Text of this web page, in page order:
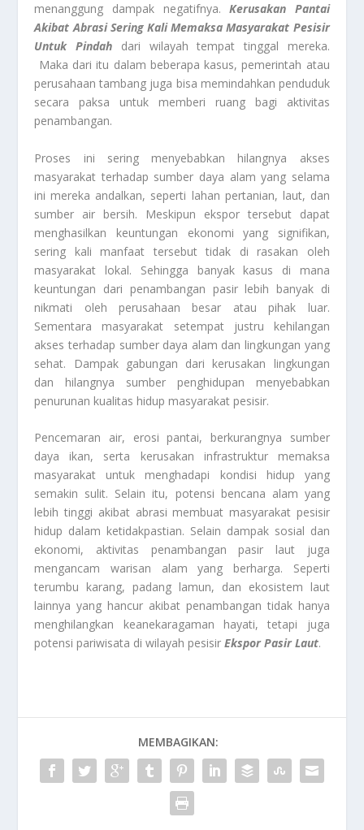
menanggung dampak negatifnya.Kerusakan Pantai
Akibat Abrasi Sering Kali Memaksa Masyarakat Pesisir
Untuk Pindah dari wilayah tempat tinggal mereka.
Maka dari itu dalam beberapa kasus, pemerintah atau
perusahaan tambang juga bisa memindahkan penduduk
secara paksa untuk memberi ruang bagi aktivitas
penambangan.
Proses ini sering menyebabkan hilangnya akses
masyarakat terhadap sumber daya alam yang selama
ini mereka andalkan, seperti lahan pertanian, laut, dan
sumber air bersih. Meskipun ekspor tersebut dapat
menghasilkan keuntungan ekonomi yang signifikan,
sering kali manfaat tersebut tidak di rasakan oleh
masyarakat lokal. Sehingga banyak kasus di mana
keuntungan dari penambangan pasir lebih banyak di
nikmati oleh perusahaan besar atau pihak luar.
Sementara masyarakat setempat justru kehilangan
akses terhadap sumber daya alam dan lingkungan yang
sehat. Dampak gabungan dari kerusakan lingkungan
dan hilangnya sumber penghidupan menyebabkan
penurunan kualitas hidup masyarakat pesisir.
Pencemaran air, erosi pantai, berkurangnya sumber
daya ikan, serta kerusakan infrastruktur memaksa
masyarakat untuk menghadapi kondisi hidup yang
semakin sulit. Selain itu, potensi bencana alam yang
lebih tinggi akibat abrasi membuat masyarakat pesisir
hidup dalam ketidakpastian. Selain dampak sosial dan
ekonomi, aktivitas penambangan pasir laut juga
mengancam warisan alam yang berharga. Seperti
terumbu karang, padang lamun, dan ekosistem laut
lainnya yang hancur akibat penambangan tidak hanya
menghilangkan keanekaragaman hayati, tetapi juga
potensi pariwisata di wilayah pesisir Ekspor Pasir Laut.
MEMBAGIKAN: